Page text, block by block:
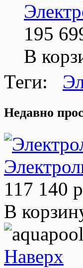
195
В
Теги:
Недавно
117 140
В
Наверх